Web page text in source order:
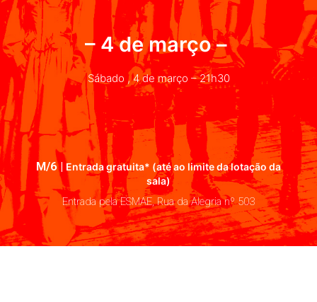
– 4 de março –
Sábado , 4 de março – 21h30
M/6 | Entrada gratuita* (até ao limite da lotação da
sala)
Entrada pela ESMAE, Rua da Alegria nº 503